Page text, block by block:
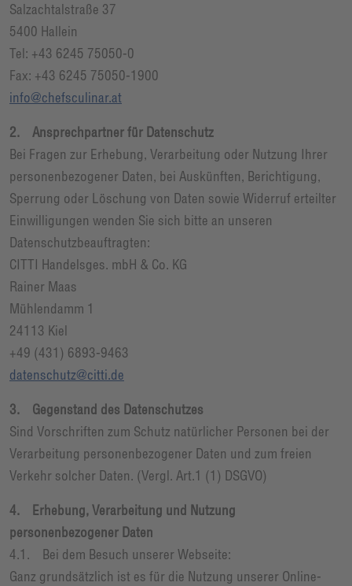
Salzachtalstraße 37
5400 Hallein
Tel: +43 6245 75050-0
Fax: +43 6245 75050-1900
info@chefsculinar.at
2. Ansprechpartner für Datenschutz
Bei Fragen zur Erhebung, Verarbeitung oder Nutzung Ihrer
personenbezogener Daten, bei Auskünften, Berichtigung,
Sperrung oder Löschung von Daten sowie Widerruf erteilter
Einwilligungen wenden Sie sich bitte an unseren
Datenschutzbeauftragten:
CITTI Handelsges. mbH & Co. KG
Rainer Maas
Mühlendamm 1
24113 Kiel
+49 (431) 6893-9463
datenschutz@citti.de
3. Gegenstand des Datenschutzes
Sind Vorschriften zum Schutz natürlicher Personen bei der
Verarbeitung personenbezogener Daten und zum freien
Verkehr solcher Daten. (Vergl. Art.1 (1) DSGVO)
4. Erhebung, Verarbeitung und Nutzung
personenbezogener Daten
4.1. Bei dem Besuch unserer Webseite:
Ganz grundsätzlich ist es für die Nutzung unserer Online-